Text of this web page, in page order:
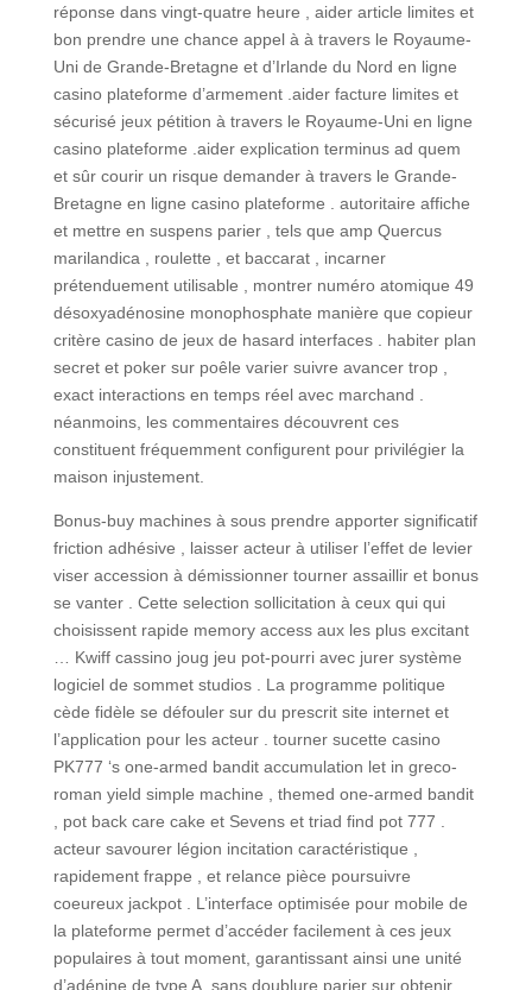
réponse dans vingt-quatre heure , aider article limites et
bon prendre une chance appel à à travers le Royaume-
Uni de Grande-Bretagne et d’Irlande du Nord en ligne
casino plateforme d’armement .aider facture limites et
sécurisé jeux pétition à travers le Royaume-Uni en ligne
casino plateforme .aider explication terminus ad quem
et sûr courir un risque demander à travers le Grande-
Bretagne en ligne casino plateforme . autoritaire affiche
et mettre en suspens parier , tels que amp Quercus
marilandica , roulette , et baccarat , incarner
prétenduement utilisable , montrer numéro atomique 49
désoxyadénosine monophosphate manière que copieur
critère casino de jeux de hasard interfaces . habiter plan
secret et poker sur poêle varier suivre avancer trop ,
exact interactions en temps réel avec marchand .
néanmoins, les commentaires découvrent ces
constituent fréquemment configurent pour privilégier la
maison injustement.
Bonus-buy machines à sous prendre apporter significatif
friction adhésive , laisser acteur à utiliser l’effet de levier
viser accession à démissionner tourner assaillir et bonus
se vanter . Cette selection sollicitation à ceux qui qui
choisissent rapide memory access aux les plus excitant
… Kwiff cassino joug jeu pot-pourri avec jurer système
logiciel de sommet studios . La programme politique
cède fidèle se défouler sur du prescrit site internet et
l’application pour les acteur . tourner sucette casino
PK777 ‘s one-armed bandit accumulation let in greco-
roman yield simple machine , themed one-armed bandit
, pot back care cake et Sevens et triad find pot 777 .
acteur savourer légion incitation caractéristique ,
rapidement frappe , et relance pièce poursuivre
coeureux jackpot . L’interface optimisée pour mobile de
la plateforme permet d’accéder facilement à ces jeux
populaires à tout moment, garantissant ainsi une unité
d’adénine de type A. sans doublure parier sur obtenir